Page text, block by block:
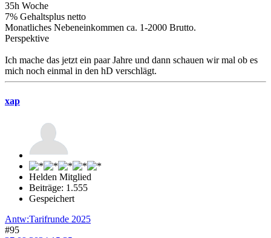
35h Woche
7% Gehaltsplus netto
Monatliches Nebeneinkommen ca. 1-2000 Brutto.
Perspektive
Ich mache das jetzt ein paar Jahre und dann schauen wir mal ob es
mich noch einmal in den hD verschlägt.
xap
Helden Mitglied
Beiträge: 1.555
Gespeichert
Antw:Tarifrunde 2025
#95